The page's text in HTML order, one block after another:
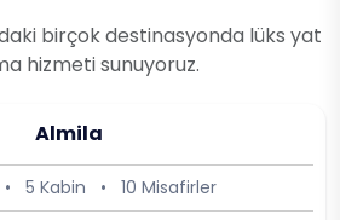
birçok destinasyonda lüks yat
hizmeti sunuyoruz.
Almila
• 5 Kabin • 10 Misafirler